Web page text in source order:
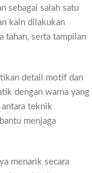
sebagai salah satu
kain dilakukan
tahan, serta tampilan
detail motif dan
dengan warna yang
antara teknik
menjaga
menarik secara